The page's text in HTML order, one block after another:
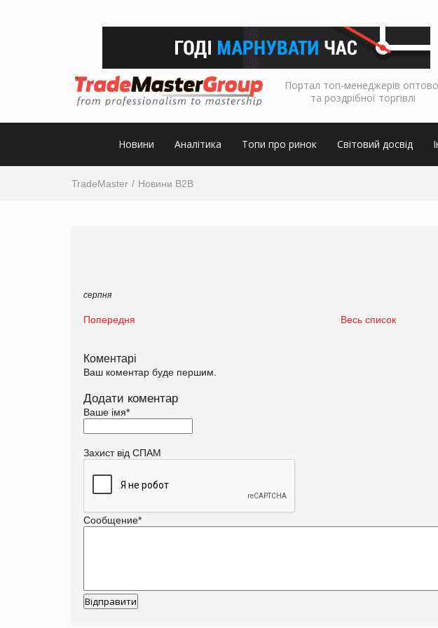
Портал топ-менеджерів
та роздрібної торгівлі
Новини Аналітика Топи про ринок Світовий досвід
TradeMaster Новини B2B
серпня
Попередня Весь список
Коментарі
Ваш коментар буде першим.
Додати коментар
Ваше імя*
Захист від СПАМ
Сообщение*